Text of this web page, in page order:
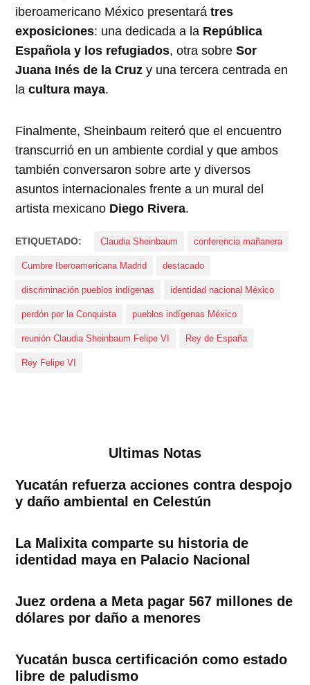
iberoamericano México presentarátres
exposiciones: una dedicada a la República
Española y los refugiados, otra sobreSor
Juana Inés de la Cruz y una tercera centrada en
lacultura maya.
Finalmente, Sheinbaum reiteró que el encuentro
transcurrió en un ambiente cordial y que ambos
también conversaron sobre arte y diversos
asuntos internacionales frente a un mural del
artista mexicano Diego Rivera.
ETIQUETADO: Claudia Sheinbaum conferencia mañanera
Cumbre Iberoamericana Madrid destacado
discriminación pueblos indígenas identidad nacional México
perdón por la Conquista pueblos indígenas México
reunión Claudia Sheinbaum Felipe VI Rey de España
Rey Felipe VI
Ultimas Notas
Yucatán refuerza acciones contra despojo
y daño ambiental en Celestún
La Malixita comparte su historia de
identidad maya en Palacio Nacional
Juez ordena a Meta pagar 567 millones de
dólares por daño a menores
Yucatán busca certificación como estado
libre de paludismo